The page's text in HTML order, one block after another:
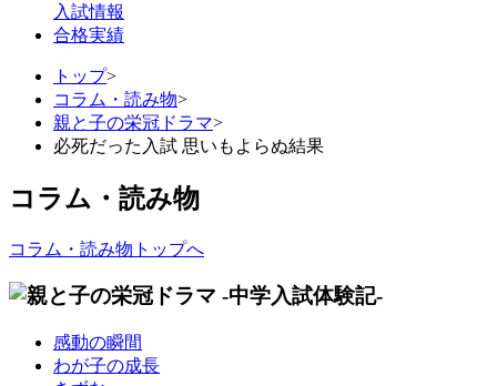
入試情報
合格実績
トップ>
コラム・読み物>
親と子の栄冠ドラマ>
必死だった入試 思いもよらぬ結果
コラム・読み物
コラム・読み物トップへ
感動の瞬間
わが子の成長